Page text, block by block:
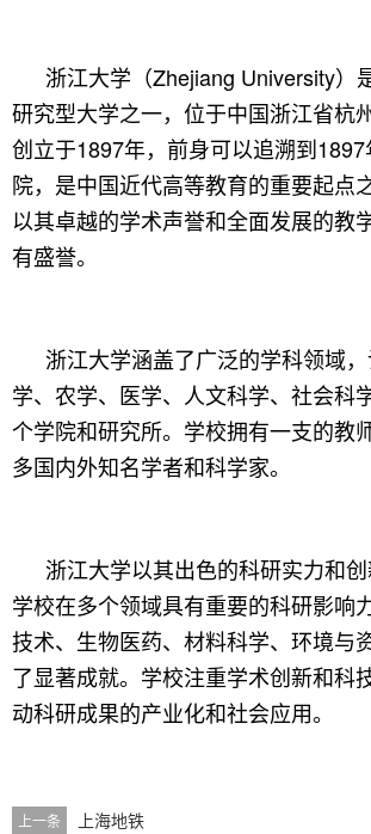
浙江大学（Zhejiang University）
研究型大学之一，位于中国浙江省杭
创立于1897年，前身可以追溯到
院，是中国近代高等教育的重要起点
以其卓越的学术声誉和全面发展的教
有盛誉。
浙江大学涵盖了广泛的学科领域
学、农学、医学、人文科学、社会科
个学院和研究所。学校拥有一支的教
多国内外知名学者和科学家。
浙江大学以其出色的科研实力和创
学校在多个领域具有重要的科研影响
技术、生物医药、材料科学、环境与
了显著成就。学校注重学术创新和科
动科研成果的产业化和社会应用。
上一条 上海地铁